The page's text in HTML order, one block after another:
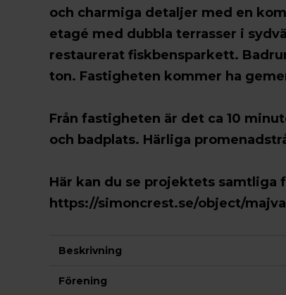
och charmiga detaljer med en
etagé med dubbla terrasser i
restaurerat fiskbensparkett.
ton. Fastigheten kommer ha
Från fastigheten är det ca 10
och badplats. Härliga
Här kan du se projektets samtliga
https://simoncrest.se/object/
Beskrivning
Förening